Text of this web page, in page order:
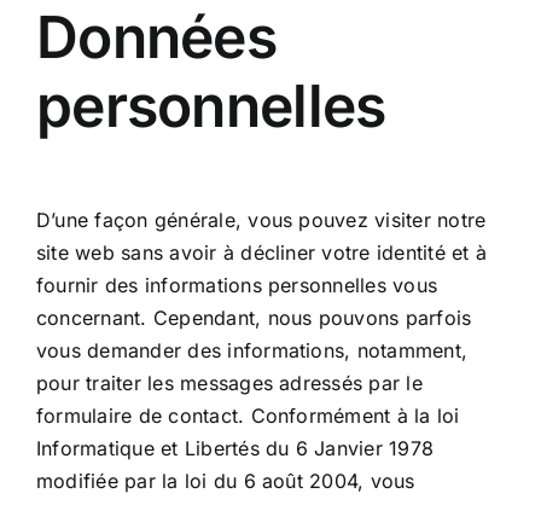
Données
personnelles
D’une façon générale, vous pouvez visiter notre
site web sans avoir à décliner votre identité et à
fournir des informations personnelles vous
concernant. Cependant, nous pouvons parfois
vous demander des informations, notamment,
pour traiter les messages adressés par le
formulaire de contact. Conformément à la loi
Informatique et Libertés du 6 Janvier 1978
modifiée par la loi du 6 août 2004, vous